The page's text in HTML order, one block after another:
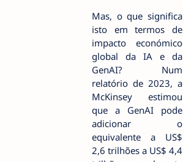
Mas, o que significa
isto em termos de
impacto económico
global da IA e da
GenAI? Num
relatório de 2023, a
McKinsey estimou
que a GenAI pode
adicionar o
equivalente a US$
2,6 trilhões a US$ 4,4